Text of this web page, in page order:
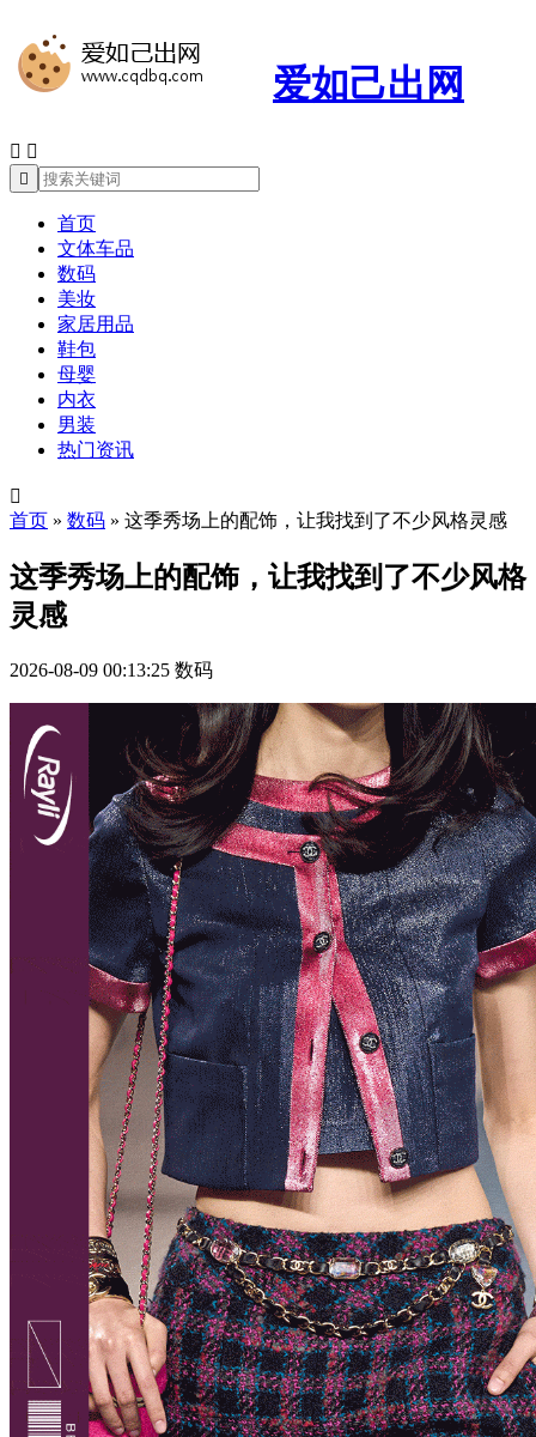
爱如己出网
 

首页
文体车品
数码
美妆
家居用品
鞋包
母婴
内衣
男装
热门资讯

首页 » 数码 » 这季秀场上的配饰，让我找到了不少风格灵感
这季秀场上的配饰，让我找到了不少风格
灵感
2026-08-09 00:13:25 数码